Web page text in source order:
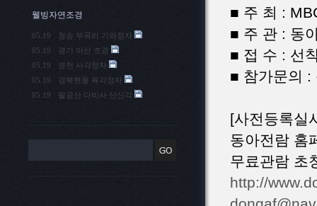
웰빙자연조경
05.19
청송 부곡리 기와정자
05.19
경기 아산 조경
05.19
영천 사각정자
05.19
경북현풍 육각정자
05.19
팔공산 다비사 산신각
■ 주 최 :
■ 주 관 : 동
■ 접 수 : 선
■ 참가문의
[사전등록실
동아전람 홈
무료관람 초
http://